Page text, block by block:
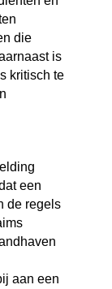
die
is
kritisch te
een
de regels
aan een